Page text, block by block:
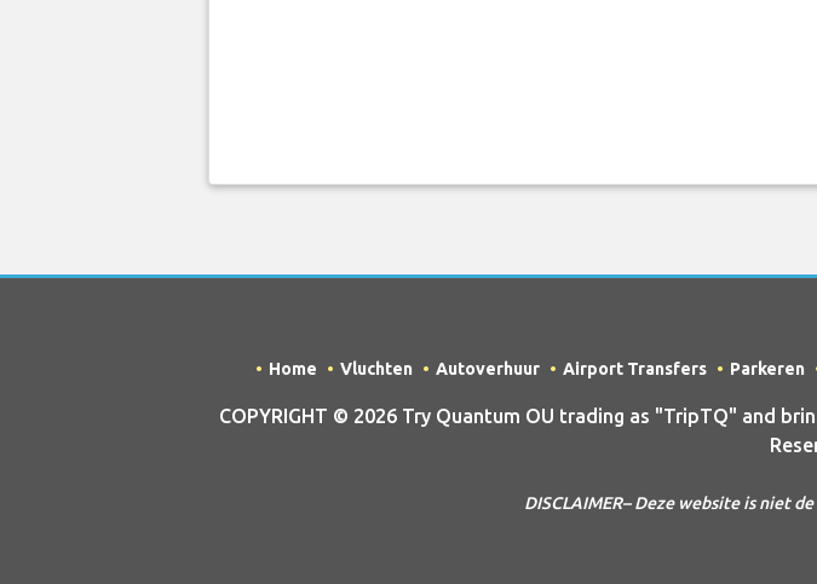
Home Vluchten Autoverhuur Airport Transfers Parkeren
COPYRIGHT © 2026 Try Quantum OU trading as "TripTQ" and
DISCLAIMER– Deze website is niet